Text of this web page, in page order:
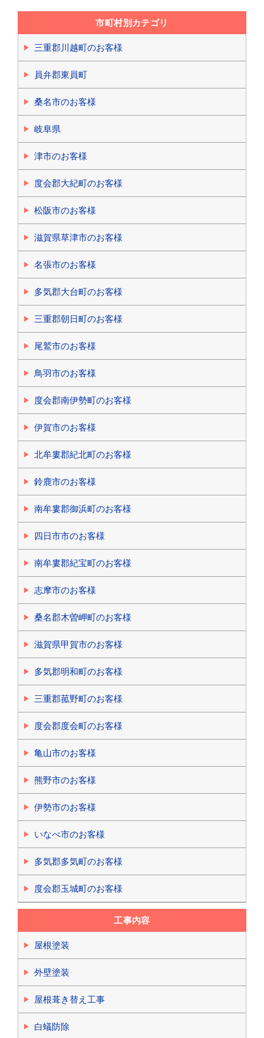
市町村別カテゴリ
三重郡川越町のお客様
員弁郡東員町
桑名市のお客様
岐阜県
津市のお客様
度会郡大紀町のお客様
松阪市のお客様
滋賀県草津市のお客様
名張市のお客様
多気郡大台町のお客様
三重郡朝日町のお客様
尾鷲市のお客様
鳥羽市のお客様
度会郡南伊勢町のお客様
伊賀市のお客様
北牟婁郡紀北町のお客様
鈴鹿市のお客様
南牟婁郡御浜町のお客様
四日市市のお客様
南牟婁郡紀宝町のお客様
志摩市のお客様
桑名郡木曽岬町のお客様
滋賀県甲賀市のお客様
多気郡明和町のお客様
三重郡菰野町のお客様
度会郡度会町のお客様
亀山市のお客様
熊野市のお客様
伊勢市のお客様
いなべ市のお客様
多気郡多気町のお客様
度会郡玉城町のお客様
工事内容
屋根塗装
外壁塗装
屋根葺き替え工事
白蟻防除